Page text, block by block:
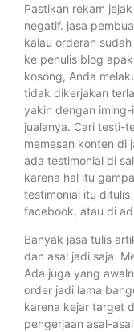
Pastikan rekam
negatif. jasa
kalau orderan
ke penulis blog
kosong, Anda
tidak dikerjakan
yakin dengan
jualanya. Cari testi-
memesan konten di
ada testimonial di
karena hal itu
testimonial itu
facebook, atau di
Banyak jasa tulis
dan asal jadi saja.
Ada juga yang
order jadi lama
karena kejar target
pengerjaan asal-